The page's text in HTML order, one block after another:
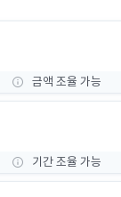
금액 조율 가능
기간 조율 가능